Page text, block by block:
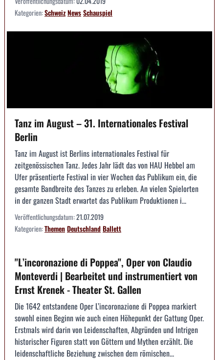
Kategorien:SchweizNewsSchauspiel
Tanz im August – 31. Internationales Festival
Berlin
Tanz im August ist Berlins internationales Festival für
zeitgenössischen Tanz. Jedes Jahr lädt das von HAU Hebbel am
Ufer präsentierte Festival in vier Wochen das Publikum ein, die
gesamte Bandbreite des Tanzes zu erleben. An vielen Spielorten
in der ganzen Stadt erwartet das Publikum Produktionen i...
Veröffentlichungsdatum:21.07.2019
Kategorien:ThemenDeutschlandBallett
"L’incoronazione di Poppea", Oper von Claudio
Monteverdi | Bearbeitet und instrumentiert von
Ernst Krenek - Theater St. Gallen
Die 1642 entstandene Oper L’incoronazione di Poppea markiert
sowohl einen Beginn wie auch einen Höhepunkt der Gattung Oper.
Erstmals wird darin von Leidenschaften, Abgründen und Intrigen
historischer Figuren statt von Göttern und Mythen erzählt. Die
leidenschaftliche Beziehung zwischen dem römischen...